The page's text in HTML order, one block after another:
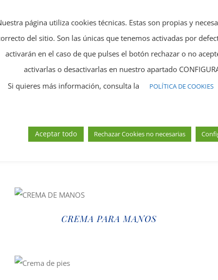
CREMA ANTICELULÍTICA CORPORAL
CREMA PARA MANOS
página utiliza cookies técnicas. Estas son propias y
del sitio. Son las únicas que tenemos activadas por
activarán en el caso de que pulses el botón rechazar o no
activarlas o desactivarlas en nuestro apartado
Si quieres más información, consulta la
POLÍTICA DE COOKIES
Aceptar todo Rechazar Cookies no necesarias